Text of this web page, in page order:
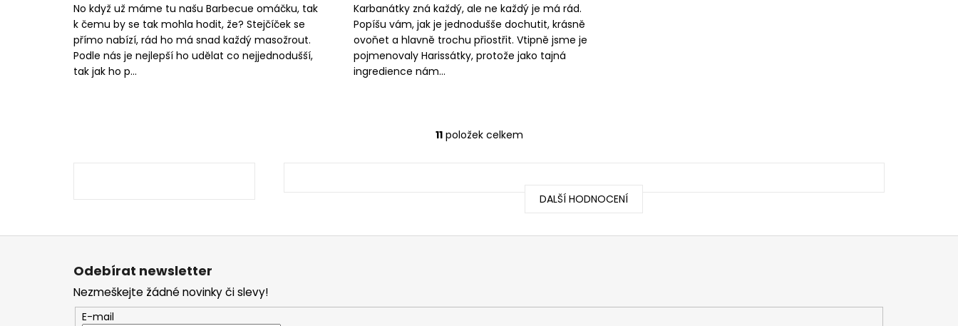
No když už máme tu našu Barbecue omáčku, tak
k čemu by se tak mohla hodit, že? Stejčíček se
přímo nabízí, rád ho má snad každý masožrout.
Podle nás je nejlepší ho udělat co nejjednodušší,
tak jak ho p...
Karbanátky zná každý, ale ne každý je má rád.
Popíšu vám, jak je jednodušše dochutit, krásně
ovoňet a hlavně trochu přiostřit. Vtipně jsme je
pojmenovaly Harissátky, protože jako tajná
ingredience nám...
O
c
k
11položek celkem
DALŠÍ HODNOCENÍ
Z
Odebírat newsletter
Nezmeškejte žádné novinky či slevy!
E-mail